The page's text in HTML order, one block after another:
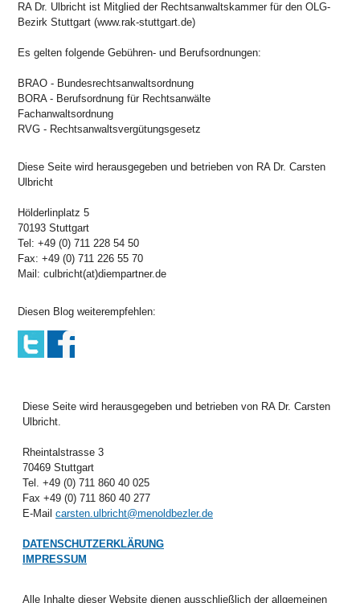
RA Dr. Ulbricht ist Mitglied der Rechtsanwaltskammer für den OLG-
Bezirk Stuttgart (www.rak-stuttgart.de)
Es gelten folgende Gebühren- und Berufsordnungen:
BRAO - Bundesrechtsanwaltsordnung
BORA - Berufsordnung für Rechtsanwälte
Fachanwaltsordnung
RVG - Rechtsanwaltsvergütungsgesetz
Diese Seite wird herausgegeben und betrieben von RA Dr. Carsten
Ulbricht
Hölderlinplatz 5
70193 Stuttgart
Tel: +49 (0) 711 228 54 50
Fax: +49 (0) 711 226 55 70
Mail: culbricht(at)diempartner.de
Diesen Blog weiterempfehlen:
Diese Seite wird herausgegeben und betrieben von RA Dr. Carsten
Ulbricht.
Rheintalstrasse 3
70469 Stuttgart
Tel. +49 (0) 711 860 40 025
Fax +49 (0) 711 860 40 277
E-Mail carsten.ulbricht@menoldbezler.de
DATENSCHUTZERKLÄRUNG
IMPRESSUM
Alle Inhalte dieser Website dienen ausschließlich der allgemeinen